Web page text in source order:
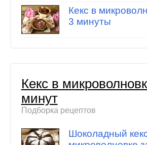
Кекс в
3 минуты
Кекс в
минут
Подборка рецептов
Шоколадный